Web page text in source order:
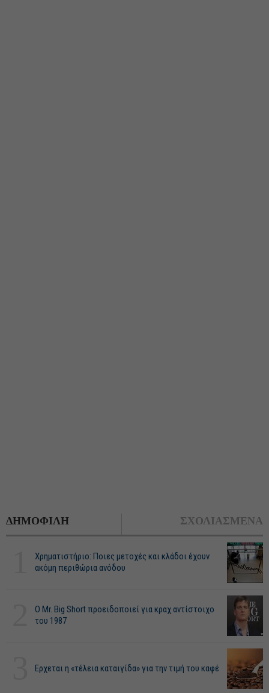
ΔΗΜΟΦΙΛΗ ΣΧΟΛΙΑΣΜΕΝΑ
Χρηματιστήριο: Ποιες μετοχές και κλάδοι έχουν
ακόμη περιθώρια ανόδου
O Mr. Big Short προειδοποιεί για κραχ αντίστοιχο
του 1987
Ερχεται η «τέλεια καταιγίδα» για την τιμή του καφέ